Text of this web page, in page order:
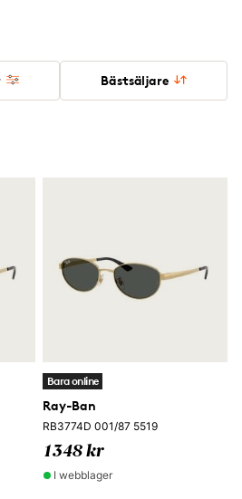
Bästsäljare
Bara online
Ray-Ban
RB3774D 001/87 5519
1348 kr
I webblager